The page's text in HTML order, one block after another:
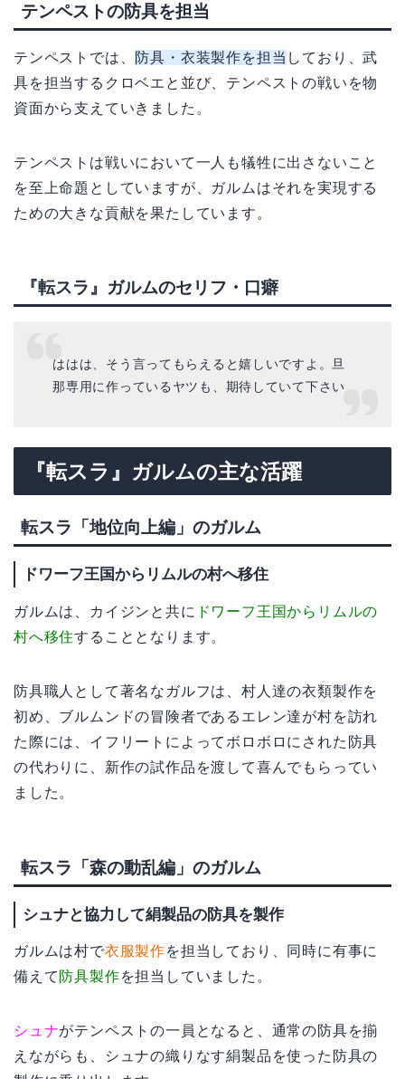
テンペストの防具を担当
テンペストでは、 防具・衣装製作を担当 しており、武
具を担当するクロベエと並び、テンペストの戦いを物
資面から支えていきました。
テンペストは戦いにおいて一人も犠牲に出さないこと
を至上命題としていますが、ガルムはそれを実現する
ための大きな貢献を果たしています。
『転スラ』ガルムのセリフ・口癖
ははは、そう言ってもらえると嬉しいですよ。旦
那専用に作っているヤツも、期待していて下さい
『転スラ』ガルムの主な活躍
転スラ「地位向上編」のガルム
ドワーフ王国からリムルの村へ移住
ガルムは、カイジンと共に ドワーフ王国からリムルの
村へ移住することとなります。
防具職人として著名なガルフは、村人達の衣類製作を
初め、ブルムンドの冒険者であるエレン達が村を訪れ
た際には、イフリートによってボロボロにされた防具
の代わりに、新作の試作品を渡して喜んでもらってい
ました。
転スラ「森の動乱編」のガルム
シュナと協力して絹製品の防具を製作
ガルムは村で衣服製作を担当しており、同時に有事に
備えて 防具製作を担当していました。
シュナがテンペストの一員となると、通常の防具を揃
えながらも、シュナの織りなす絹製品を使った防具の